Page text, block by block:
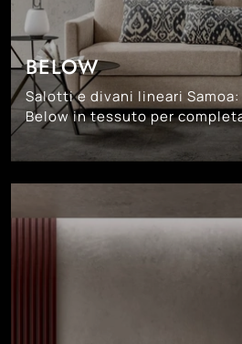
BELOW
Salotti e divani lineari
Below in tessuto per